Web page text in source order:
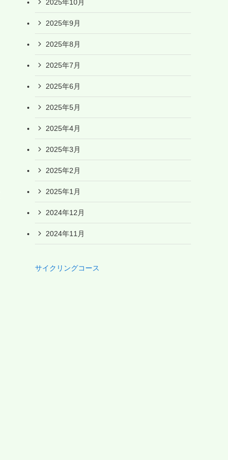
2025年10月
2025年9月
2025年8月
2025年7月
2025年6月
2025年5月
2025年4月
2025年3月
2025年2月
2025年1月
2024年12月
2024年11月
サイクリングコース